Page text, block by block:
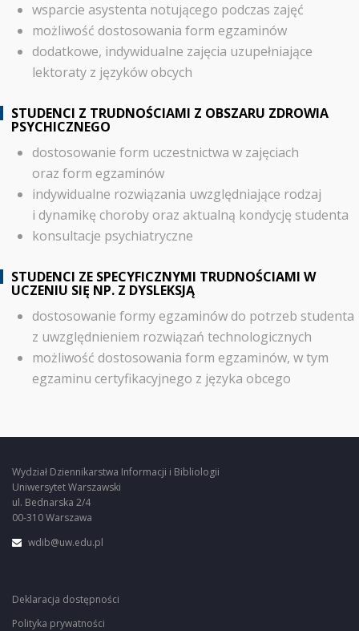
wsparcie asystenta notującego podczas zajęć
możliwość dostosowania form egzaminów
dodatkowe, indywidualne zajęcia uzupełniające
lektoraty z języków obcych
STUDENCI Z TRUDNOŚCIAMI Z OBSZARU ZDROWIA
PSYCHICZNEGO
dostosowanie form uczestnictwa w zajęciach
oraz form egzaminów
indywidualne rozwiązania uwzględniające rodzaj
i dynamikę choroby oraz aktualną kondycję studenta
konsultacje psychiatryczne
STUDENCI ZE SPECYFICZNYMI TRUDNOŚCIAMI W
UCZENIU SIĘ NP. Z DYSLEKSJĄ
dostosowanie formy egzaminów do potrzeb studenta
z uwzględnieniem rozwiązań technologicznych
możliwość dostosowania form egzaminów, w tym
egzaminu certyfikacyjnego z języka obcego
Wydział Dziennikarstwa Informacji i Bibliologii
Uniwersytet Warszawski
ul. Bednarska 2/4
00-310 Warszawa
wdib@uw.edu.pl
Deklaracja dostępności
Polityka prywatności